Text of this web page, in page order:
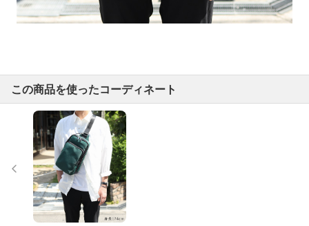
この商品を使ったコーディネート